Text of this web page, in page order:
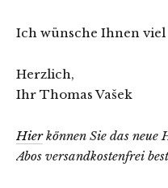
Ich wünsche Ihnen viel
Herzlich,
Ihr Thomas Vašek
Hierkönnen Sie das neue
Abos versandkostenfrei